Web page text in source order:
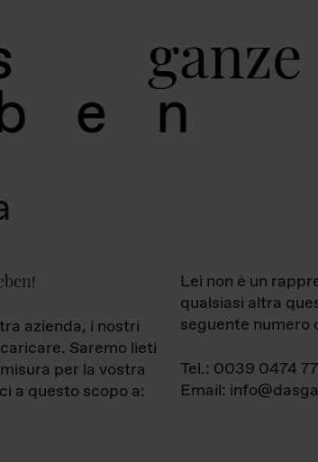
s ganz
b e
!
azienda, i nostri
Saremo lieti
per la vostra
a questo scopo a:
Lei non è un
qualsiasi altra
seguente numero
Tel.: 0039 0474
Email: